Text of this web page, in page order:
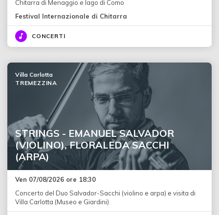
Chitarra di Menaggio e lago di Como
Festival Internazionale di Chitarra
CONCERTI
STRINGS - EMANUEL SALVADOR
(VIOLINO), FLORALEDA SACCHI
(ARPA)
Villa Carlotta
TREMEZZINA
Ven 07/08/2026 ore 18:30
Concerto del Duo Salvador-Sacchi (violino e arpa) e visita di
Villa Carlotta (Museo e Giardini)